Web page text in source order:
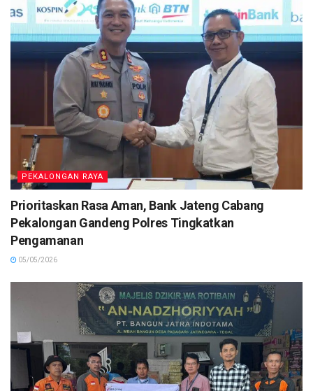
PEKALONGAN RAYA
Prioritaskan Rasa Aman, Bank Jateng Cabang
Pekalongan Gandeng Polres Tingkatkan
Pengamanan
05/05/2026